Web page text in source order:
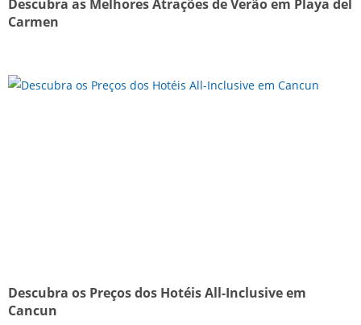
Descubra as Melhores Atrações de Verão em Playa del
Carmen
Descubra os Preços dos Hotéis All-Inclusive em
Cancun